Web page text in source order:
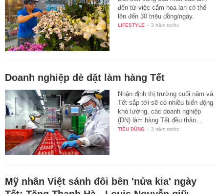
đến từ việc cắm hoa lan có thể
lên đến 30 triệu đồng/ngày.
LIFESTYLE - 3 năm trước
Doanh nghiệp dè dặt làm hàng Tết
Nhận định thị trường cuối năm và
Tết sắp tới sẽ có nhiều biến động
khó lường, các doanh nghiệp
(DN) làm hàng Tết đều thận…
TIÊU DÙNG - 3 năm trước
Mỹ nhân Việt sánh đôi bên 'nửa kia' ngày